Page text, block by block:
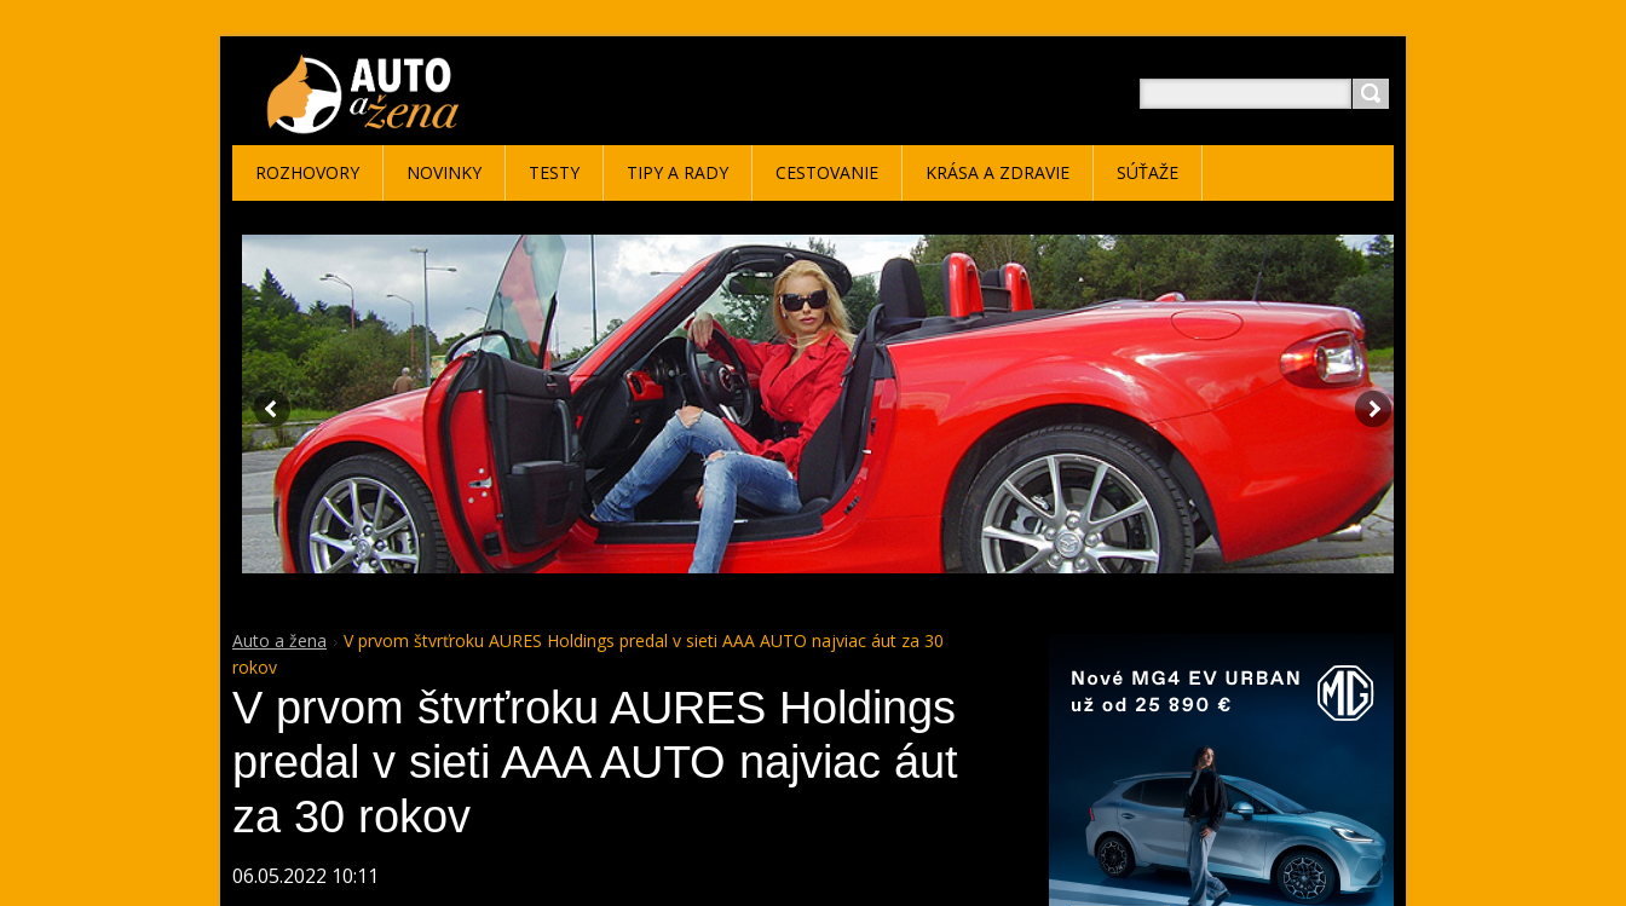
Auto a žena
V prvom štvrťroku AURES Holdings predal v sieti AAA AUTO najviac áut za 30
rokov
V prvom štvrťroku AURES Holdings
predal v sieti AAA AUTO najviac áut
za 30 rokov
06.05.2022 10:11
ROZHOVORY NOVINKY TESTY TIPY A RADY CESTOVANIE KRÁSA A ZDRAVIE SÚŤAŽE